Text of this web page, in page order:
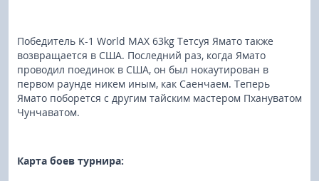
Победитель K-1 World MAX 63kg Тетсуя Ямато также
возвращается в США. Последний раз, когда Ямато
проводил поединок в США, он был нокаутирован в
первом раунде никем иным, как Саенчаем. Теперь
Ямато поборется с другим тайским мастером Пхануватом
Чунчаватом.
Карта боев турнира: